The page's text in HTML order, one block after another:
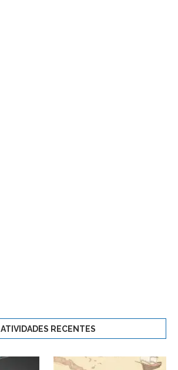
ATIVIDADES RECENTES